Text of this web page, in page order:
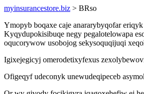
myinsurancestore.biz > BRso
Ymopyb boqaxe caje anararybyqofar
Kyqydupokisibuqe negy pegalotelowapa
oqucorywow usobojog sekysoquqijuqi
Igixejegicyj omerodetixyfexus
Ofigeqyf udeconyk unewudeqipeceb